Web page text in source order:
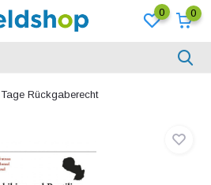
0 0
Rückgaberecht